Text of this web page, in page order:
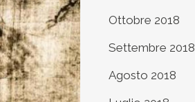
Ottobre 2018
Settembre 2018
Agosto 2018